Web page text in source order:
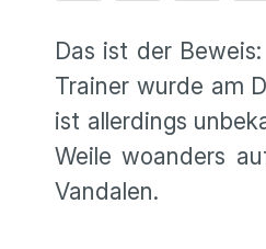
Das ist der
Trainer wurde am
ist allerdings
Weile woanders
Vandalen.